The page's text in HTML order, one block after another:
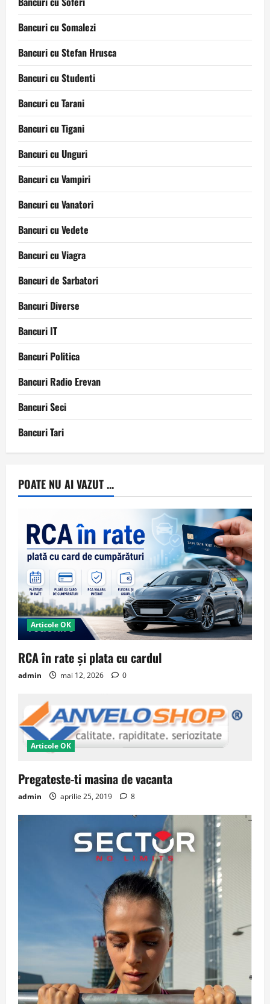
Bancuri cu Somalezi
Bancuri cu Stefan Hrusca
Bancuri cu Studenti
Bancuri cu Tarani
Bancuri cu Tigani
Bancuri cu Unguri
Bancuri cu Vampiri
Bancuri cu Vanatori
Bancuri cu Vedete
Bancuri cu Viagra
Bancuri de Sarbatori
Bancuri Diverse
Bancuri IT
Bancuri Politica
Bancuri Radio Erevan
Bancuri Seci
Bancuri Tari
POATE NU AI VAZUT ...
Articole OK
RCA în rate și plata cu cardul
admin mai 12, 2026 0
Articole OK
Pregateste-ti masina de vacanta
admin aprilie 25, 2019 8